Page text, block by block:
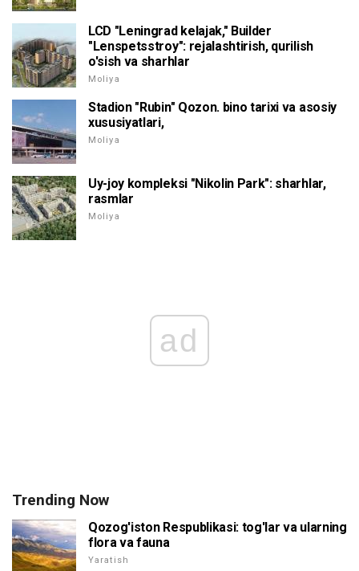
LCD "Leningrad kelajak," Builder
"Lenspetsstroy": rejalashtirish, qurilish
o'sish va sharhlar
Moliya
Stadion "Rubin" Qozon. bino tarixi va asosiy
xususiyatlari,
Moliya
Uy-joy kompleksi "Nikolin Park": sharhlar,
rasmlar
Moliya
ad
Trending Now
Qozog'iston Respublikasi: tog'lar va ularning
flora va fauna
Yaratish